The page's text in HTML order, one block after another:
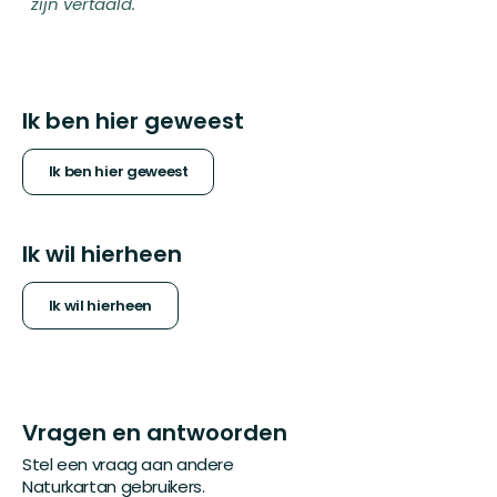
Ik ben hier geweest
Ik ben hier geweest
Ik wil hierheen
Ik wil hierheen
Vragen en antwoorden
Stel een vraag aan andere
Naturkartan gebruikers.